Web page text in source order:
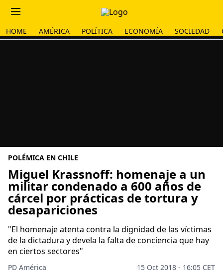
HOME AMÉRICA POLÍTICA ECONOMÍA SOCIEDAD
POLÉMICA EN CHILE
Miguel Krassnoff: homenaje a un
militar condenado a 600 años de
cárcel por prácticas de tortura y
desapariciones
"El homenaje atenta contra la dignidad de las víctimas
de la dictadura y devela la falta de conciencia que hay
en ciertos sectores"
PD América
15 Oct 2018 - 16:05 CET